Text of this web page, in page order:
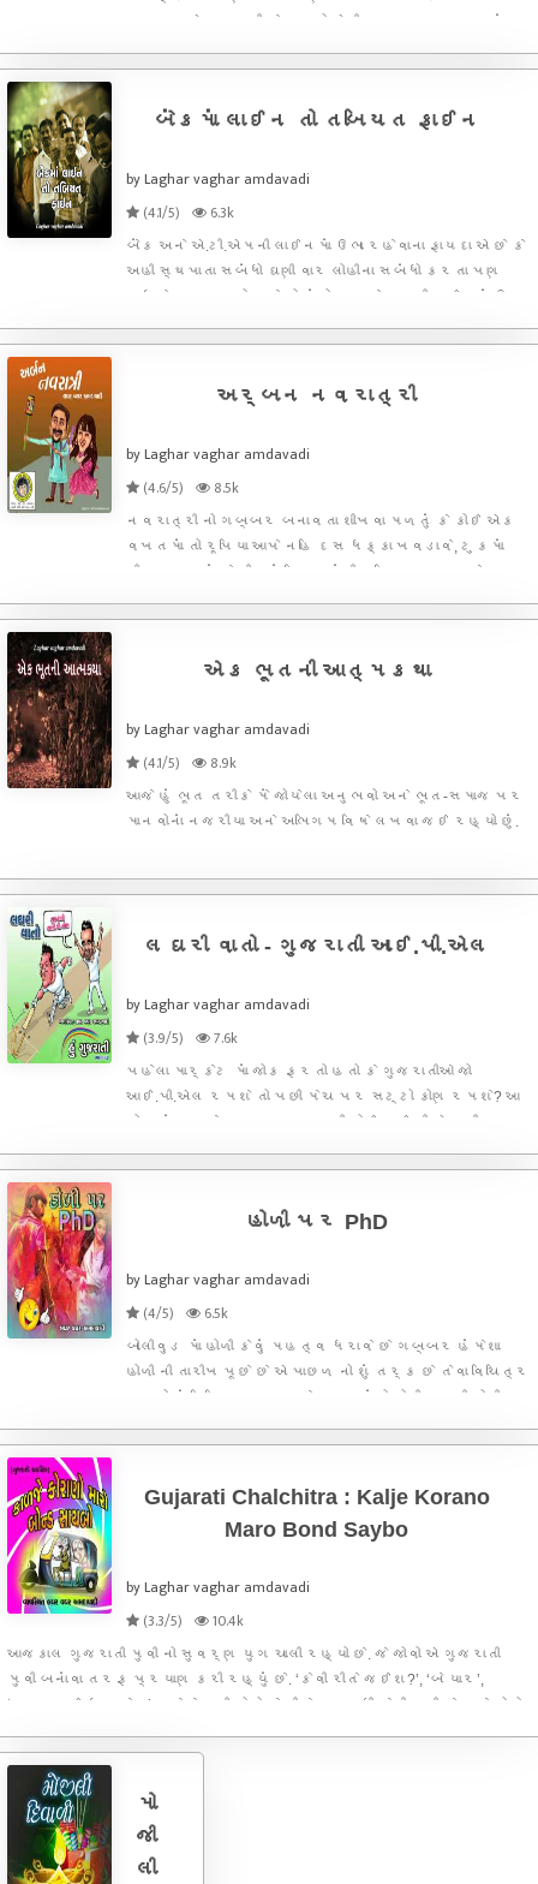
કટપ્પા એ બાહુબલી ને માર્યો એની પાછળ આ કારણ હતું
કારણો જેના કારણે કટપ્પા ને બાહુબલી ને મારવો જ પડે
બેંકમાં લાઈન તો તબિયત ફાઈન
by Laghar vaghar amdavadi
(4.1/5)
6.3k
બેંક અને એ.ટી.એમની લાઈનમાં ઉભા રહેવાના ફાયદા એ છે કે
અહી સ્થપાતા સબંધો ઘણી વાર લોહીના સબંધો કરતા પણ
વધારે મજબુત હોય છે તો વાંચો આવા બેન્ક ની લાઈનમાં ઉભા
અર્બન નવરાત્રી
by Laghar vaghar amdavadi
(4.6/5)
8.5k
નવરાત્રી નો ગબ્બર બનાવતા શીખવા મળતું કે કોઈ એક
વખતમાં તો રૂપિયા આપે નહિ દસ ધક્કા ખવડાવે, ટુકમાં
શીખવા મળતું કે બીજાનાં ખિસ્સામાંથી રૂપિયા કઢાવવા કેટલા
વાસીઓ પાસેથી અનાજ ઉઘરાવવામાં ગબ્બર ને કેટલી
એક ભૂતની આત્મકથા
by Laghar vaghar amdavadi
(4.1/5)
8.9k
આજે હું ભૂત તરીકે મેં જોયેલા અનુભવો અને ભૂત-સમાજ પર
માનવોનાં નજરીયા અને અભિગમ વિષે લખવા જઈ રહ્યો છું.
લઘરી વાતો - ગુજરાતી અાઈ.પી.એલ
by Laghar vaghar amdavadi
(3.9/5)
7.6k
પહેલા માર્કેટ માં જોક ફરતો હતો કે ગુજરાતીઓ જો
આઈ.પી.એલ રમશે તો પછી મેચ પર સટ્ટો કોણ રમશે? આ
જોક નાં કારણે આપણા ગુજરાત ની કોઈ આઈ.પી.એલ ટીમ
ટીમ રમતી થઇ ગઈ ગુજરાતી લોકો નો ઉત્સાહ વધી ગયો. એ
હોળી પર PhD
by Laghar vaghar amdavadi
(4/5)
6.5k
બોલીવુડ માં હોળી કેવું મહત્વ ધરાવે છે ગબ્બર હંમેશા
હોળી ની તારીખ પૂછે છે એ પાછળ નો શું તર્ક છે તેવા વિચિત્ર
સવાલો નાં વિચિત્ર જવાબ મેળવવા વાંચો બોલીવુડ ની હોળી
Gujarati Chalchitra : Kalje Korano
Maro Bond Saybo
by Laghar vaghar amdavadi
(3.3/5)
10.4k
આજકાલ ગુજરાતી મુવી નો સુવર્ણ યુગ ચાલી રહ્યો છે. જે જોવો એ ગુજરાતી
મુવી બનાંવા તરફ પ્રયાણ કરી રહ્યું છે. ‘કેવી રીતે જઈશ?’, ‘બે યાર’,
‘ગુજ્જુભાઈ ધ ગ્રેટ’ વગેરે મુવી લોકો ને થીયેટર સુધી ખેચી રહી છે અને લોકો
મો
જી
લી